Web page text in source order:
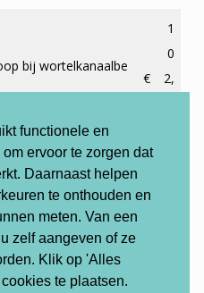
functionele en
ervoor te zorgen dat
Daarnaast helpen
te onthouden en
meten. Van een
zelf aangeven of ze
Klik op 'Alles
te plaatsen.
bij wortelkanaalbe
€
1
0
2,
praktijkruimte voor w
€